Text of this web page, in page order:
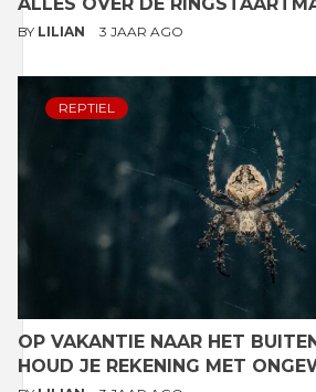
BY LILIAN 3 JAAR AGO
REPTIEL
OP VAKANTIE NAAR HET
HOUD JE REKENING MET